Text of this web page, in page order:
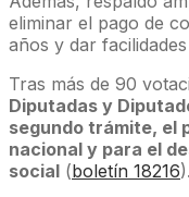
eliminar el pago de
años y dar
Tras más de 90
Diputadas y
segundo trámite, el
nacional y para el
social (boletín 18216).